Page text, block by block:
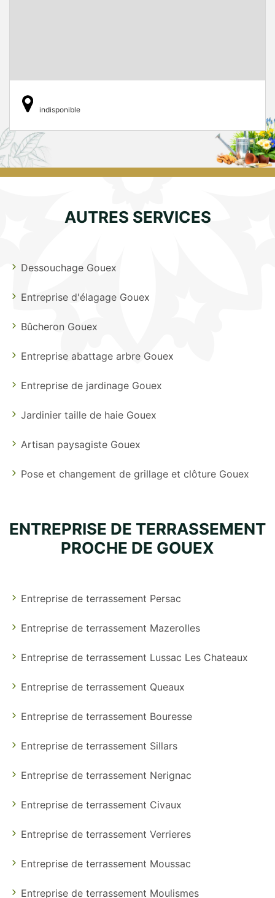
indisponible
AUTRES SERVICES
Dessouchage Gouex
Entreprise d'élagage Gouex
Bûcheron Gouex
Entreprise abattage arbre Gouex
Entreprise de jardinage Gouex
Jardinier taille de haie Gouex
Artisan paysagiste Gouex
Pose et changement de grillage et clôture Gouex
ENTREPRISE DE TERRASSEMENT
PROCHE DE GOUEX
Entreprise de terrassement Persac
Entreprise de terrassement Mazerolles
Entreprise de terrassement Lussac Les Chateaux
Entreprise de terrassement Queaux
Entreprise de terrassement Bouresse
Entreprise de terrassement Sillars
Entreprise de terrassement Nerignac
Entreprise de terrassement Civaux
Entreprise de terrassement Verrieres
Entreprise de terrassement Moussac
Entreprise de terrassement Moulismes